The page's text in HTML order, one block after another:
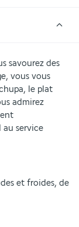
savourez des
vous vous
le plat
admirez
au service
et froides, de